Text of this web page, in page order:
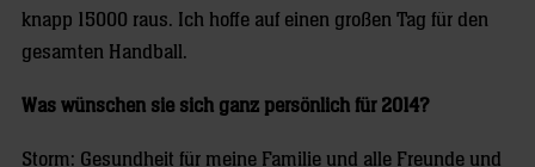
knapp 15000 raus. Ich hoffe auf einen großen Tag für den
gesamten Handball.
Was wünschen sie sich ganz persönlich für 2014?
Storm: Gesundheit für meine Familie und alle Freunde und